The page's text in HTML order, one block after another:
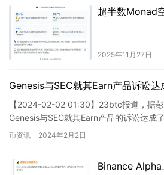
超半数Monad
2025年11月27日
Genesis与SEC就其Earn产品诉讼达
【2024-02-02 01:30】23btc报道，据
Genesis与SEC就其Earn产品的诉讼达成
Genesis的Earn产品存在未注…
币资讯 2024年2月2日
Binance Alpha